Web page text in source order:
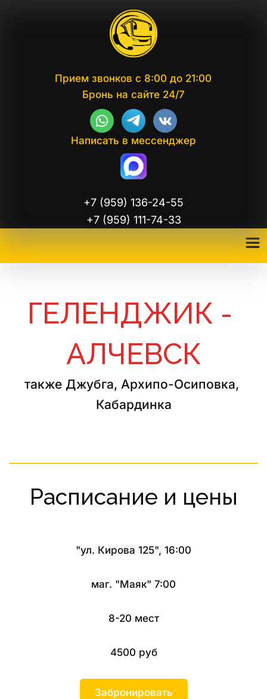
Прием звонков с 8:00 до 21:00
Бронь на сайте 24/7
Написать в мессенджер
+7 (959) 136-24-55
+7 (959) 111-74-33
ГЕЛЕНДЖИК -
АЛЧЕВСК
также Джубга, Архипо-Осиповка,
Кабардинка
Расписание и цены
"ул. Кирова 125", 16:00
маг. "Маяк" 7:00
8-20 мест
4500 руб
Забронировать